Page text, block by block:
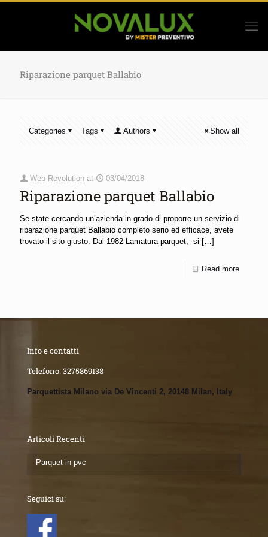
Riparazione parquet Ballabio
Categories Tags Authors Show all
Web Revolution at 03/04/2018
Riparazione parquet Ballabio
Se state cercando un’azienda in grado di proporre un servizio di
riparazione parquet Ballabio completo serio ed efficace, avete
trovato il sito giusto. Dal 1982 Lamatura parquet, si […]
Read more
Info e contatti
Telefono:3275869138
Parquettista Milano via De Vincenti 2, 20148 Milan, Italy
Articoli Recenti
Parquet in pvc
Seguici su: